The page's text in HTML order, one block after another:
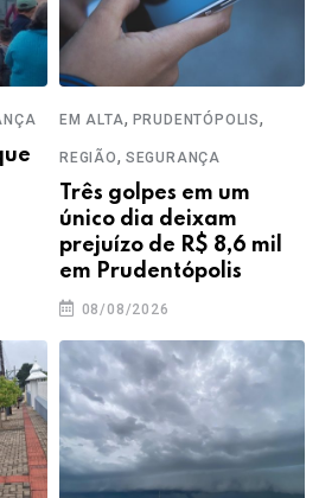
EM ALTA, PRUDENTÓPOLIS,
REGIÃO, SEGURANÇA
Três golpes em um
único dia deixam
prejuízo de R$ 8,6 mil
em Prudentópolis
08/08/2026